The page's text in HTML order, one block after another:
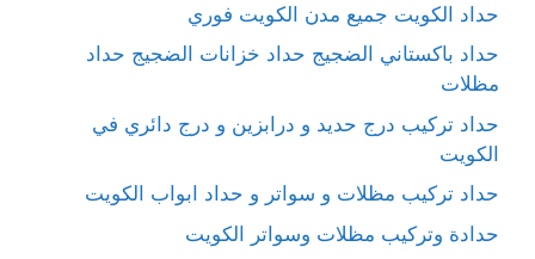
حداد الكويت جميع مدن الكويت فوري
حداد باكستاني الضجيج حداد خزانات الضجيج حداد
مظلات
حداد تركيب درج حديد و درابزين و درج دائري في
الكويت
حداد تركيب مظلات و سواتر و حداد ابواب الكويت
حدادة وتركيب مظلات وسواتر الكويت